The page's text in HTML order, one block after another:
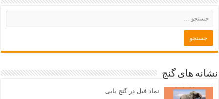
نشانه های گنج
نماد فیل در گنج یابی